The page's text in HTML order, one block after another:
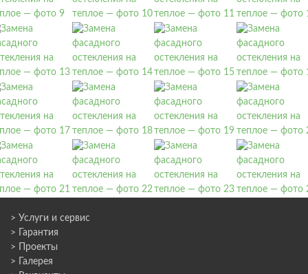
> Услуги и сервис
> Гарантия
> Проекты
> Галерея